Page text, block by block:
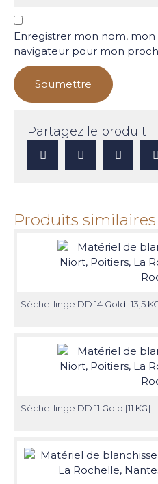
Partagez le produit
Enregistrer mon nom,
navigateur pour mon
Produits similaires
Sèche-linge DD 14 Gold [13,5
Sèche-linge DD 11 Gold [11 KG]